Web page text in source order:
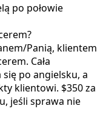
po połowie
Panią, klientem
Cała
po angielsku, a
klientowi. $350 za
jeśli sprawa nie